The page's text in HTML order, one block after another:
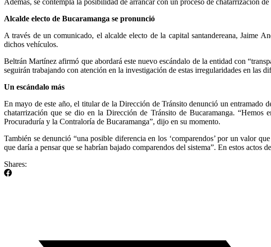
Alcalde electo de Bucaramanga se pronunció
A través de un comunicado, el alcalde electo de la capital santandereana, Jaime
dichos vehículos.
Beltrán Martínez afirmó que abordará este nuevo escándalo de la entidad con
seguirán trabajando con atención en la investigación de estas irregularidades en las
Un escándalo más
En mayo de este año, el titular de la Dirección de Tránsito denunció un entramado
chatarrización que se dio en la Dirección de Tránsito de Bucaramanga.
Procuraduría y la Contraloría de Bucaramanga”, dijo en su momento.
También se denunció “una posible diferencia en los ‘comparendos’ por un valor
que daría a pensar que se habrían bajado comparendos del sistema”. En estos
Shares: